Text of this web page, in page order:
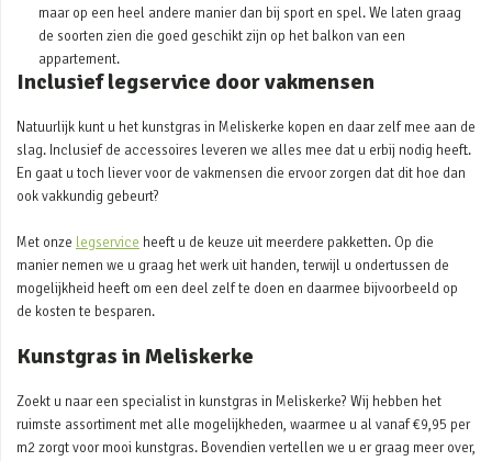
maar op een heel andere manier dan bij sport en spel. We laten graag
de soorten zien die goed geschikt zijn op het balkon van een
appartement.
Inclusief legservice door vakmensen
Natuurlijk kunt u het kunstgras in Meliskerke kopen en daar zelf mee aan de
slag. Inclusief de accessoires leveren we alles mee dat u erbij nodig heeft.
En gaat u toch liever voor de vakmensen die ervoor zorgen dat dit hoe dan
ook vakkundig gebeurt?
Met onze legservice heeft u de keuze uit meerdere pakketten. Op die
manier nemen we u graag het werk uit handen, terwijl u ondertussen de
mogelijkheid heeft om een deel zelf te doen en daarmee bijvoorbeeld op
de kosten te besparen.
Kunstgras in Meliskerke
Zoekt u naar een specialist in kunstgras in Meliskerke? Wij hebben het
ruimste assortiment met alle mogelijkheden, waarmee u al vanaf €9,95 per
m2 zorgt voor mooi kunstgras. Bovendien vertellen we u er graag meer over,